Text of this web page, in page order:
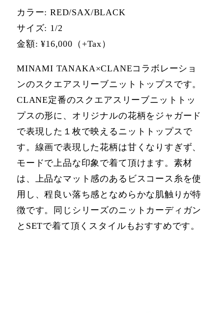
カラー: RED/SAX/BLACK
サイズ: 1/2
⾦額: ¥16,000（+Tax）
MINAMI TANAKA×CLANEコラボレーショ
ンのスクエアスリーブニットトップスです。
CLANE定番のスクエアスリーブニットトッ
プスの形に、オリジナルの花柄をジャガード
で表現した１枚で映えるニットトップスで
す。線画で表現した花柄は⽢くなりすぎず、
モードで上品な印象で着て頂けます。素材
は、上品なマット感のあるビスコース⽷を使
⽤し、程良い落ち感となめらかな肌触りが特
徴です。同じシリーズのニットカーディガン
とSETで着て頂くスタイルもおすすめです。